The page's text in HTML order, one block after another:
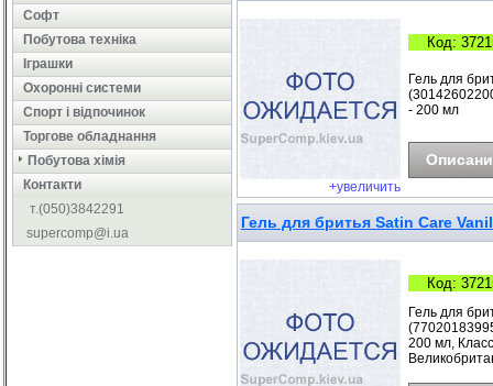
Софт
Побутова техніка
Іграшки
Охоронні системи
Cпорт і відпочинок
Торгове обладнання
Побутова хімія
Контакти
т.(050)3842291
supercomp@i.ua
+увеличить
Код:
Гель для
- 200 мл
Гель для бритья Satin Care
Код:
Гель для
200 мл,